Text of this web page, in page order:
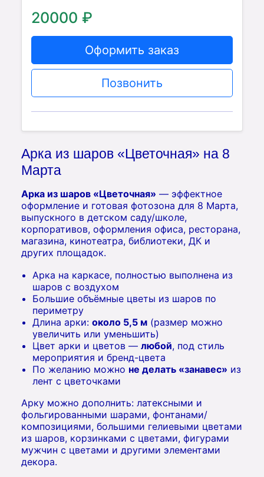
20000 ₽
Оформить заказ
Позвонить
Арка из шаров «Цветочная» на 8
Марта
Арка из шаров «Цветочная» — эффектное
оформление и готовая фотозона для 8 Марта,
выпускного в детском саду/школе,
корпоративов, оформления офиса, ресторана,
магазина, кинотеатра, библиотеки, ДК и
других площадок.
Арка на каркасе, полностью выполнена из
шаров с воздухом
Большие объёмные цветы из шаров по
периметру
Длина арки:около 5,5 м (размер можно
увеличить или уменьшить)
Цвет арки и цветов —любой, под стиль
мероприятия и бренд-цвета
По желанию можно не делать «занавес» из
лент с цветочками
Арку можно дополнить: латексными и
фольгированными шарами, фонтанами/
композициями, большими гелиевыми цветами
из шаров, корзинками с цветами, фигурами
мужчин с цветами и другими элементами
декора.